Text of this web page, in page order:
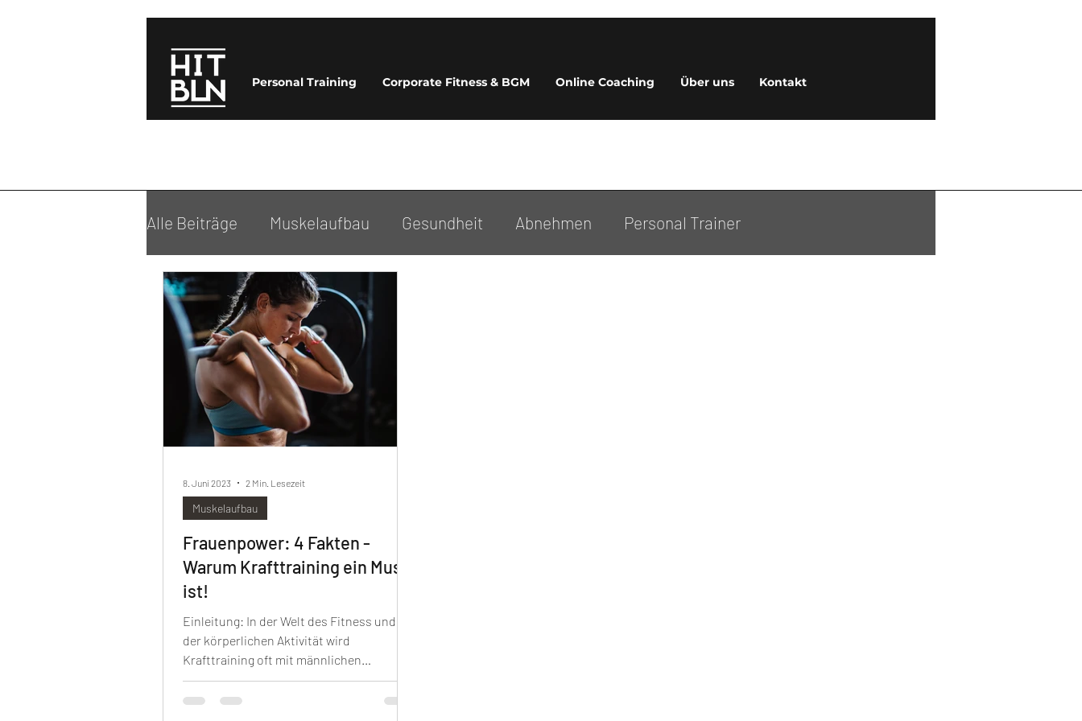
Personal Training Corporate Fitness & BGM Online Coaching Über uns Kontakt
Alle Beiträge Muskelaufbau Gesundheit Abnehmen Personal Trainer
Frauenpower: 4 Fakten -
Warum Krafttraining ein Muss
ist!
Einleitung: In der Welt des Fitness und
der körperlichen Aktivität wird
Krafttraining oft mit männlichen
Bodybuildern und schweren...
Muskelaufbau
8. Juni 2023 2 Min. Lesezeit